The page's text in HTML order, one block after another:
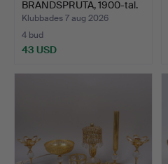
BRANDSPRUTA, 1900-tal.
Klubbades 7 aug 2026
4 bud
43 USD